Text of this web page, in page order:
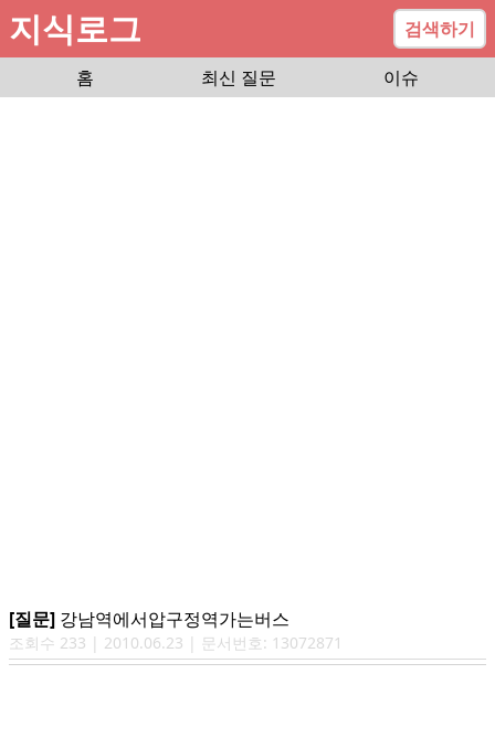
지식로그
검색하기
홈
최신 질문 이슈
[질문] 강남역에서압구정역가는버스
조회수 233 | 2010.06.23 | 문서번호: 13072871